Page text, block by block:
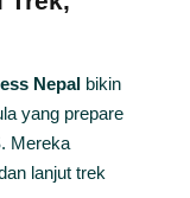
Nepal bikin
yang prepare
Mereka
lanjut trek